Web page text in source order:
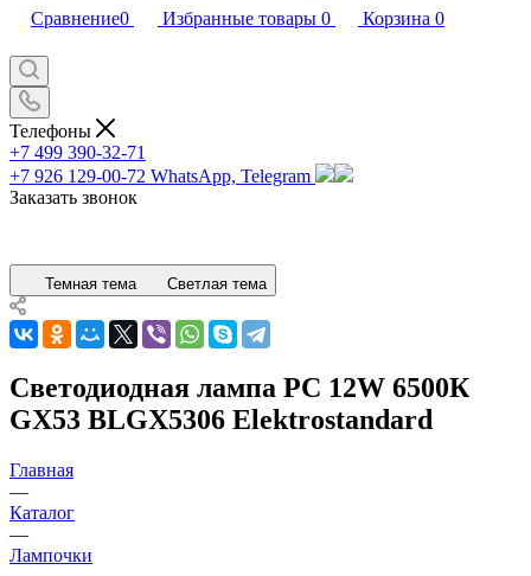
Сравнение0 Избранные товары 0 Корзина 0
Телефоны
+7 499 390-32-71
+7 926 129-00-72 WhatsApp, Telegram
Заказать звонок
Темная тема Светлая тема
Светодиодная лампа PC 12W 6500К
GX53 BLGX5306 Elektrostandard
Главная
—
Каталог
—
Лампочки